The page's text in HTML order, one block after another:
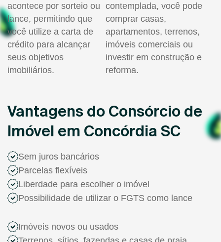
acontece por sorteio ou
lance, permitindo que
você utilize a carta de
crédito para alcançar
seus objetivos
imobiliários.
contemplada, você pode
comprar casas,
apartamentos, terrenos,
imóveis comerciais ou
investir em construção e
reforma.
Vantagens do Consórcio de
Imóvel em Concórdia SC
Sem juros bancários
Parcelas flexíveis
Liberdade para escolher o imóvel
Possibilidade de utilizar o FGTS como lance
Imóveis novos ou usados